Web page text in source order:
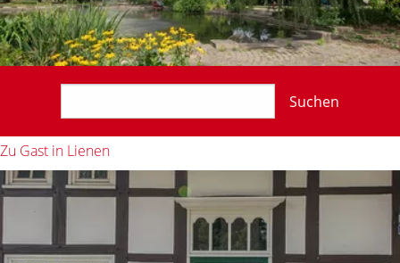
Suchen
Zu Gast in Lienen